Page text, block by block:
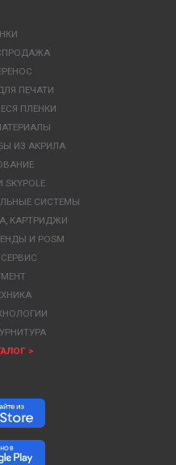
ПЕЧАТИ
ПЛЕНКИ
ИЗ АКРИЛА
СИСТЕМЫ
КАРТРИДЖИ
И POSM
>